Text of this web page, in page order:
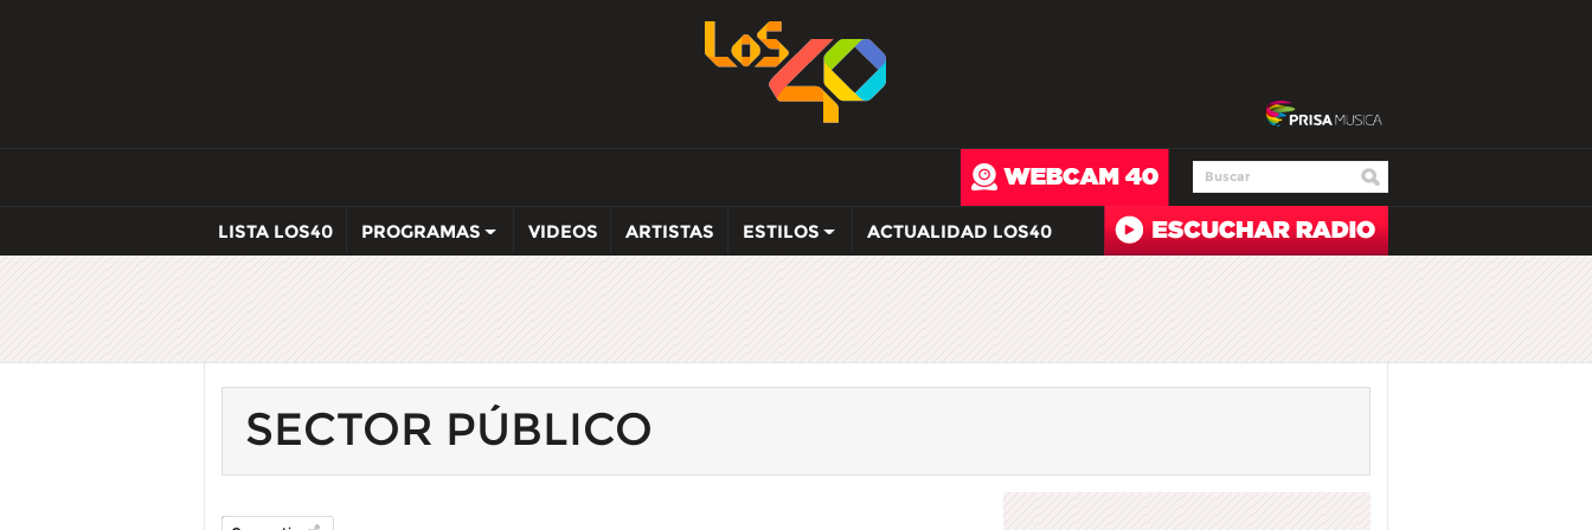
LISTA LOS40 PROGRAMAS VIDEOS ARTISTAS ESTILOS ACTUALIDAD LOS40
SECTOR PÚBLICO